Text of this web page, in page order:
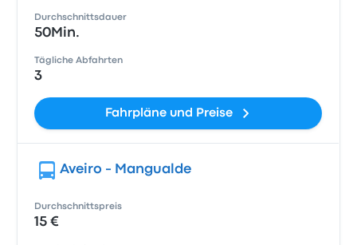
Durchschnittsdauer
50Min.
Tägliche Abfahrten
3
Fahrpläne und Preise
Aveiro - Mangualde
Durchschnittspreis
15 €